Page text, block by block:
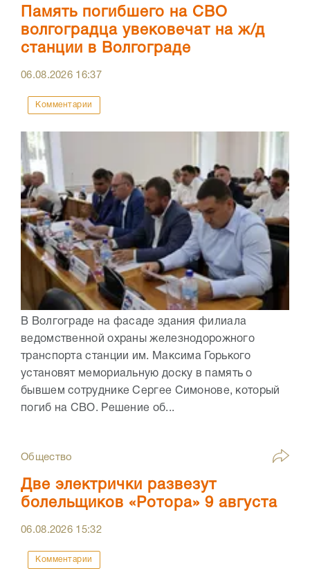
Память погибшего на СВО
волгоградца увековечат на ж/д
станции в Волгограде
06.08.2026 16:37
Комментарии
В Волгограде на фасаде здания филиала
ведомственной охраны железнодорожного
транспорта станции им. Максима Горького
установят мемориальную доску в память о
бывшем сотруднике Сергее Симонове, который
погиб на СВО. Решение об...
Общество
Две электрички развезут
болельщиков «Ротора» 9 августа
06.08.2026 15:32
Комментарии